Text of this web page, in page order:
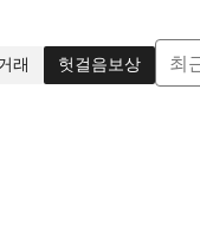
래 헛걸음보상 최